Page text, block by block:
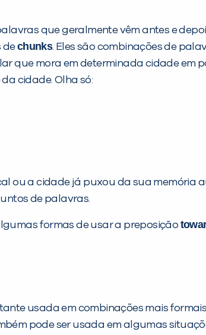
que geralmente vêm antes e
dechunks. Eles são combinações de
que mora em determinada cidade em
cidade. Olha só:
ou a cidade já puxou da sua memória
de palavras.
formas de usar a preposição
usada em combinações mais
pode ser usada em algumas